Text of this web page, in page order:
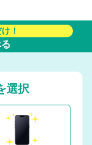
！
選択